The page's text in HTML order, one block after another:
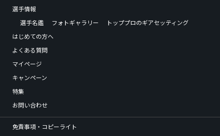
選手情報
選手名鑑
フォトギャラリー
トッププロのギアセッティング
はじめての方へ
よくある質問
マイページ
キャンペーン
特集
お問い合わせ
免責事項・コピーライト